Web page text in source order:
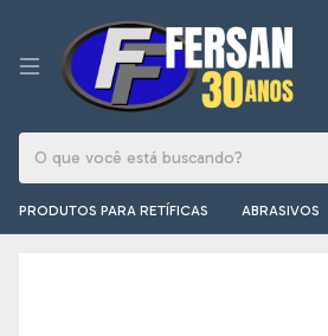
PRODUTOS PARA RETÍFICAS ABRASIVOS